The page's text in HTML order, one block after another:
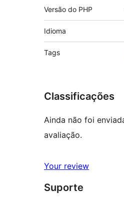
Versão do PHP
Idioma
Tags
Classificações
Ainda não foi
avaliação.
Your review
Suporte